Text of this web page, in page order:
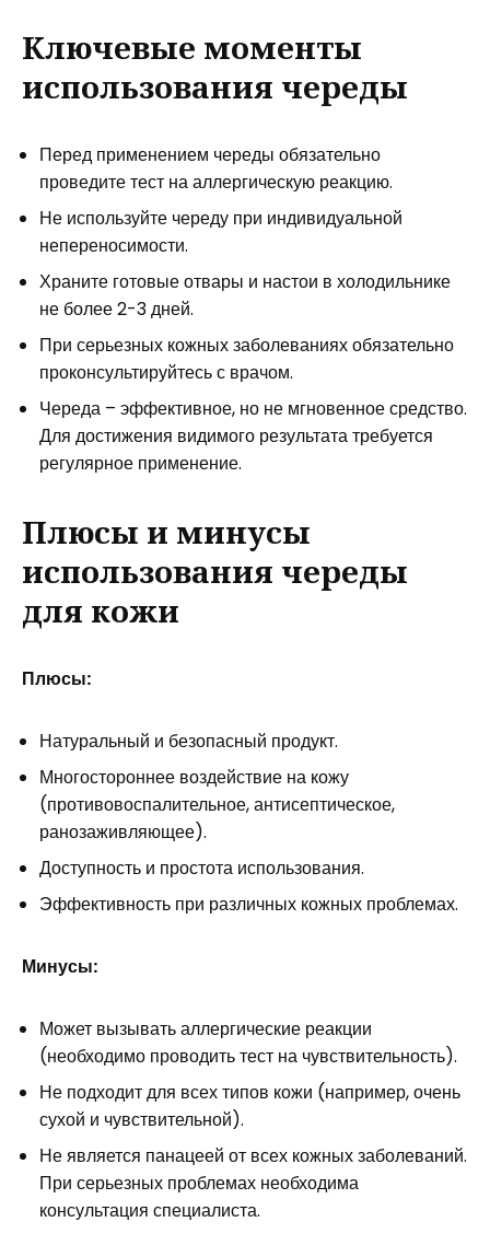
Ключевые моменты
использования череды
Перед применением череды обязательно
проведите тест на аллергическую реакцию.
Не используйте череду при индивидуальной
непереносимости.
Храните готовые отвары и настои в холодильнике
не более 2-3 дней.
При серьезных кожных заболеваниях обязательно
проконсультируйтесь с врачом.
Череда – эффективное, но не мгновенное средство.
Для достижения видимого результата требуется
регулярное применение.
Плюсы и минусы
использования череды
для кожи
Плюсы:
Натуральный и безопасный продукт.
Многостороннее воздействие на кожу
(противовоспалительное, антисептическое,
ранозаживляющее).
Доступность и простота использования.
Эффективность при различных кожных проблемах.
Минусы:
Может вызывать аллергические реакции
(необходимо проводить тест на чувствительность).
Не подходит для всех типов кожи (например, очень
сухой и чувствительной).
Не является панацеей от всех кожных заболеваний.
При серьезных проблемах необходима
консультация специалиста.